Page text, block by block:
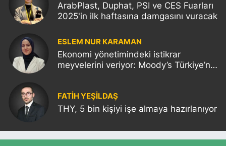
ArabPlast, Duphat, PSI ve CES Fuarları
2025'in ilk haftasına damgasını vuracak
ESLEM NUR KARAMAN
Ekonomi yönetimindeki istikrar
meyvelerini veriyor: Moody’s Türkiye’nin
FATIH YEŞİLDAŞ
THY, 5 bin kişiyi işe almaya hazırlanıyor